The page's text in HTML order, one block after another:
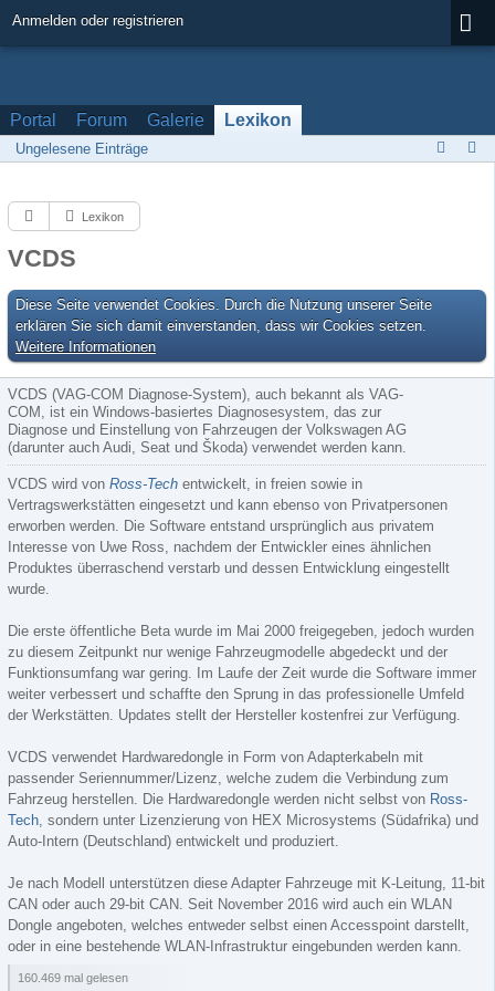
Anmelden oder registrieren
Portal Forum Galerie Lexikon
Ungelesene Einträge
Lexikon
VCDS
Diese Seite verwendet Cookies. Durch die Nutzung unserer Seite
erklären Sie sich damit einverstanden, dass wir Cookies setzen.
Weitere Informationen
VCDS (VAG-COM Diagnose-System), auch bekannt als VAG-
COM, ist ein Windows-basiertes Diagnosesystem, das zur
Diagnose und Einstellung von Fahrzeugen der Volkswagen AG
(darunter auch Audi, Seat und Škoda) verwendet werden kann.
VCDS wird von Ross-Tech entwickelt, in freien sowie in
Vertragswerkstätten eingesetzt und kann ebenso von Privatpersonen
erworben werden. Die Software entstand ursprünglich aus privatem
Interesse von Uwe Ross, nachdem der Entwickler eines ähnlichen
Produktes überraschend verstarb und dessen Entwicklung eingestellt
wurde.
Die erste öffentliche Beta wurde im Mai 2000 freigegeben, jedoch wurden
zu diesem Zeitpunkt nur wenige Fahrzeugmodelle abgedeckt und der
Funktionsumfang war gering. Im Laufe der Zeit wurde die Software immer
weiter verbessert und schaffte den Sprung in das professionelle Umfeld
der Werkstätten. Updates stellt der Hersteller kostenfrei zur Verfügung.
VCDS verwendet Hardwaredongle in Form von Adapterkabeln mit
passender Seriennummer/Lizenz, welche zudem die Verbindung zum
Fahrzeug herstellen. Die Hardwaredongle werden nicht selbst von Ross-
Tech, sondern unter Lizenzierung von HEX Microsystems (Südafrika) und
Auto-Intern (Deutschland) entwickelt und produziert.
Je nach Modell unterstützen diese Adapter Fahrzeuge mit K-Leitung, 11-bit
CAN oder auch 29-bit CAN. Seit November 2016 wird auch ein WLAN
Dongle angeboten, welches entweder selbst einen Accesspoint darstellt,
oder in eine bestehende WLAN-Infrastruktur eingebunden werden kann.
160.469 mal gelesen